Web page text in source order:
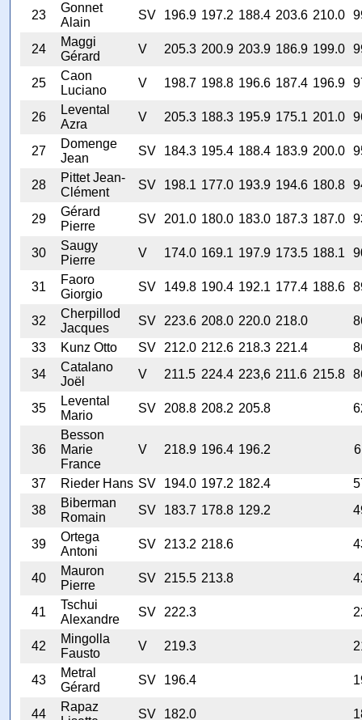
23
Gonnet
Alain
SV 196.9 197.2 188.4 203.6 210.0
24
Maggi
Gérard
V 205.3 200.9 203.9 186.9 199.0
25
Caon
Luciano
V 198.7 198.8 196.6 187.4 196.9
26
Levental
Azra
V 205.3 188.3 195.9 175.1 201.0
27
Domenge
Jean
SV 184.3 195.4 188.4 183.9 200.0
28
Pittet Jean-
Clément
SV 198.1 177.0 193.9 194.6 180.8
29
Gérard
Pierre
SV 201.0 180.0 183.0 187.3 187.0
30
Saugy
Pierre
V 174.0 169.1 197.9 173.5 188.1
31
Faoro
Giorgio
SV 149.8 190.4 192.1 177.4 188.6
32
Cherpillod
Jacques
SV 223.6 208.0 220.0 218.0
33
Kunz Otto SV 212.0 212.6 218.3 221.4
34
Catalano
Joël
V 211.5 224.4 223,6 211.6 215.8
35
Levental
Mario
SV 208.8 208.2 205.8
36
Besson
Marie
France
V 218.9 196.4 196.2
37 Rieder Hans SV 194.0 197.2 182.4
38
Biberman
Romain
SV 183.7 178.8 129.2
39
Ortega
Antoni
SV 213.2 218.6
40
Mauron
Pierre
SV 215.5 213.8
41
Tschui
Alexandre
SV 222.3
42
Mingolla
Fausto
V 219.3
43
Metral
Gérard
SV 196.4
44
Rapaz
SV 182.0